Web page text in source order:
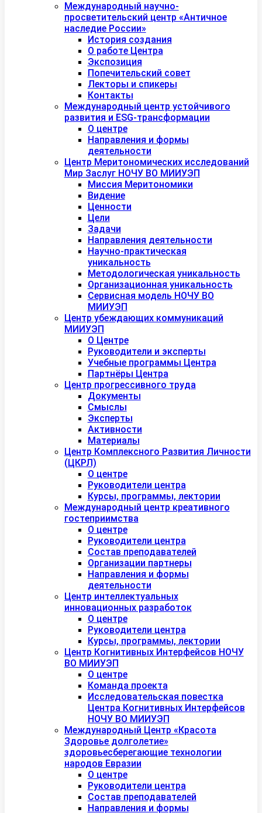
Международный научно-
просветительский центр «Античное
наследие России»
История создания
О работе Центра
Экспозиция
Попечительский совет
Лекторы и спикеры
Контакты
Международный центр устойчивого
развития и ESG-трансформации
О центре
Направления и формы
деятельности
Центр Меритономических исследований
Мир Заслуг НОЧУ ВО МИИУЭП
Миссия Меритономики
Видение
Ценности
Цели
Задачи
Направления деятельности
Научно-практическая
уникальность
Методологическая уникальность
Организационная уникальность
Сервисная модель НОЧУ ВО
МИИУЭП
Центр убеждающих коммуникаций
МИИУЭП
О Центре
Руководители и эксперты
Учебные программы Центра
Партнёры Центра
Центр прогрессивного труда
Документы
Смыслы
Эксперты
Активности
Материалы
Центр Комплексного Развития Личности
(ЦКРЛ)
О центре
Руководители центра
Курсы, программы, лектории
Международный центр креативного
гостеприимства
О центре
Руководители центра
Состав преподавателей
Организации партнеры
Направления и формы
деятельности
Центр интеллектуальных
инновационных разработок
О центре
Руководители центра
Курсы, программы, лектории
Центр Когнитивных Интерфейсов НОЧУ
ВО МИИУЭП
О центре
Команда проекта
Исследовательская повестка
Центра Когнитивных Интерфейсов
НОЧУ ВО МИИУЭП
Международный Центр «Красота
Здоровье долголетие»
здоровьесберегающие технологии
народов Евразии
О центре
Руководители центра
Состав преподавателей
Направления и формы